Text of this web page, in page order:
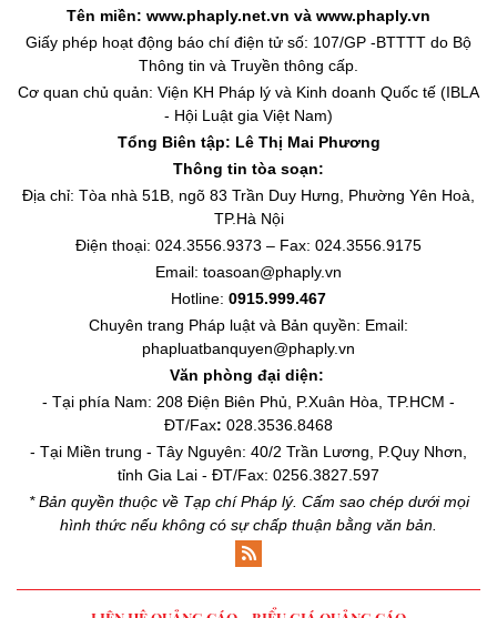
Tên miền: www.phaply.net.vn và www.phaply.vn
Giấy phép hoạt động báo chí điện tử số: 107/GP -BTTTT do Bộ
Thông tin và Truyền thông cấp.
Cơ quan chủ quản: Viện KH Pháp lý và Kinh doanh Quốc tế (IBLA
- Hội Luật gia Việt Nam)
Tổng Biên tập: Lê Thị Mai Phương
Thông tin tòa soạn:
Địa chỉ: Tòa nhà 51B, ngõ 83 Trần Duy Hưng, Phường Yên Hoà,
TP.Hà Nội
Điện thoại: 024.3556.9373 – Fax: 024.3556.9175
Email: toasoan@phaply.vn
Hotline: 0915.999.467
Chuyên trang Pháp luật và Bản quyền: Email:
phapluatbanquyen@phaply.vn
Văn phòng đại diện:
- Tại phía Nam: 208 Điện Biên Phủ, P.Xuân Hòa, TP.HCM -
ĐT/Fax: 028.3536.8468
- Tại Miền trung - Tây Nguyên: 40/2 Trần Lương, P.Quy Nhơn,
tỉnh Gia Lai - ĐT/Fax: 0256.3827.597
* Bản quyền thuộc về Tạp chí Pháp lý. Cấm sao chép dưới mọi
hình thức nếu không có sự chấp thuận bằng văn bản.